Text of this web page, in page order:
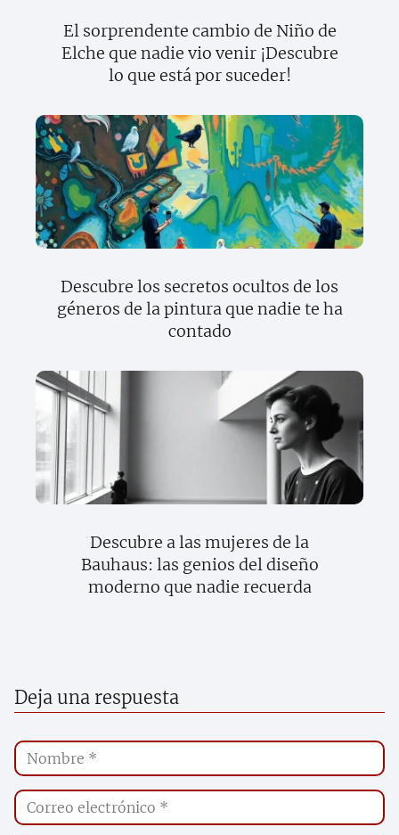
El sorprendente cambio de Niño de
Elche que nadie vio venir ¡Descubre
lo que está por suceder!
Descubre los secretos ocultos de los
géneros de la pintura que nadie te ha
contado
Descubre a las mujeres de la
Bauhaus: las genios del diseño
moderno que nadie recuerda
Deja una respuesta